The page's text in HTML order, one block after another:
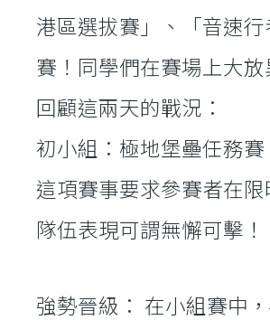
港區選拔賽」、「音速
賽！同學們在賽場上大
回顧這兩天的戰況：
初小組：極地堡壘任務賽
這項賽事要求參賽者在
隊伍表現可謂無懈可擊！
強勢晉級： 在小組賽中